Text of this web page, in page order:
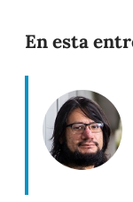
En esta